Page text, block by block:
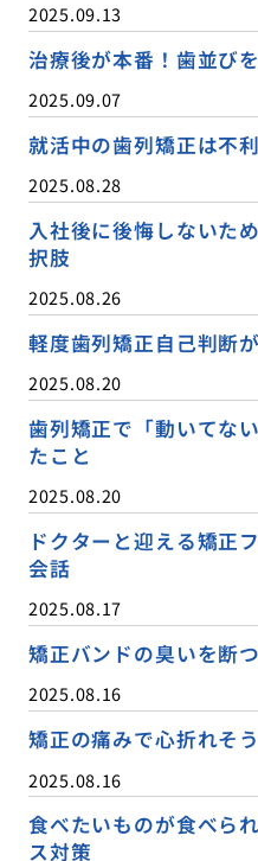
2025.09.13
治療後が本番！歯並び
2025.09.07
就活中の歯列矯正は不
2025.08.28
入社後に後悔しないた
択肢
2025.08.26
軽度歯列矯正自己判断
2025.08.20
歯列矯正で「動いてな
たこと
2025.08.20
ドクターと迎える矯正
会話
2025.08.17
矯正バンドの臭いを断
2025.08.16
矯正の痛みで心折れそ
2025.08.16
食べたいものが食べら
ス対策